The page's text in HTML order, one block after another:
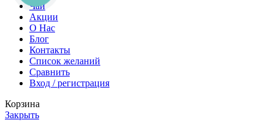
Чай
Акции
О Нас
Блог
Контакты
Список желаний
Сравнить
Вход / регистрация
Корзина
Закрыть